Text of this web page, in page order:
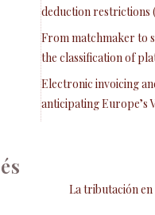
deduction restrictions
From matchmaker to
the classification of
Electronic invoicing
anticipating Europe’s
La tributación